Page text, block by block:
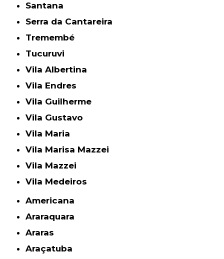
Santana
Serra da Cantareira
Tremembé
Tucuruvi
Vila Albertina
Vila Endres
Vila Guilherme
Vila Gustavo
Vila Maria
Vila Marisa Mazzei
Vila Mazzei
Vila Medeiros
Americana
Araraquara
Araras
Araçatuba